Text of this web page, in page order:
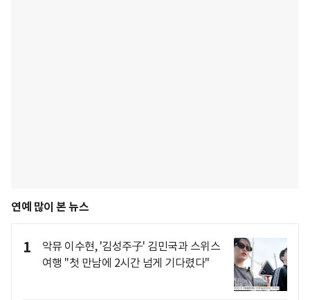
연예 많이 본 뉴스
1
악뮤 이수현, '김성주子' 김민국과 스위스
여행 "첫 만남에 2시간 넘게 기다렸다"